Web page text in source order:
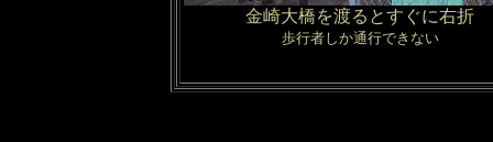
金崎大橋を渡るとすぐに右折
歩行者しか通行できない